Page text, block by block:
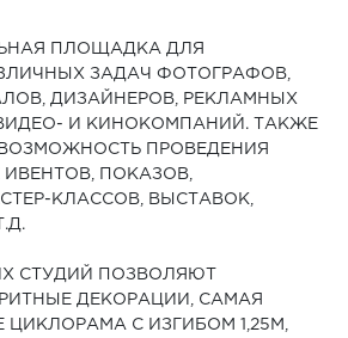
ПЛОЩАДКА ДЛЯ
ЗАДАЧ ФОТОГРАФОВ,
ДИЗАЙНЕРОВ, РЕКЛАМНЫХ
ВИДЕО- И КИНОКОМПАНИЙ. ТАКЖЕ
ПРОВЕДЕНИЯ
ПОКАЗОВ,
КЛАССОВ, ВЫСТАВОК,
СТУДИЙ ПОЗВОЛЯЮТ
ДЕКОРАЦИИ, САМАЯ
С ИЗГИБОМ 1,25М,